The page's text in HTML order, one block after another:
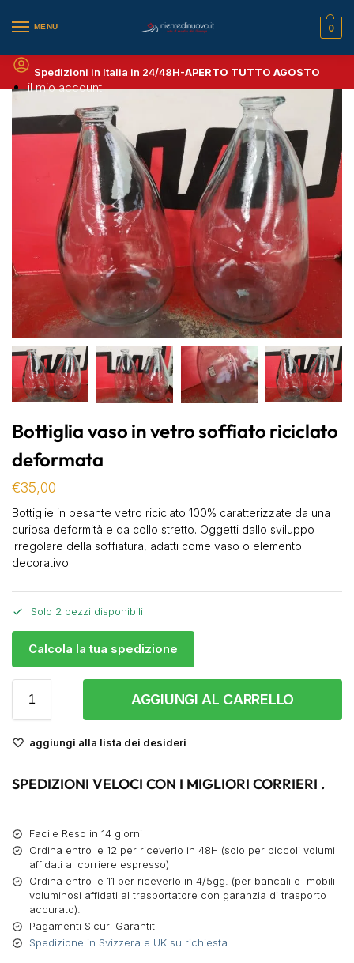
MENU
il mio account
0
Spedizioni in Italia in 24/48H-APERTO TUTTO AGOSTO
Bottiglia vaso in vetro soffiato riciclato
deformata
€35,00
Bottiglie in pesante vetro riciclato 100% caratterizzate da una
curiosa deformità e da collo stretto. Oggetti dallo sviluppo
irregolare della soffiatura, adatti come vaso o elemento
decorativo.
Solo 2 pezzi disponibili
Calcola la tua spedizione
AGGIUNGI AL CARRELLO
aggiungi alla lista dei desideri
SPEDIZIONI VELOCI CON I MIGLIORI CORRIERI .
Facile Reso in 14 giorni
Ordina entro le 12 per riceverlo in 48H (solo per piccoli volumi
affidati al corriere espresso)
Ordina entro le 11 per riceverlo in 4/5gg. (per bancali e mobili
voluminosi affidati al trasportatore con garanzia di trasporto
accurato).
Pagamenti Sicuri Garantiti
Spedizione in Svizzera e UK su richiesta